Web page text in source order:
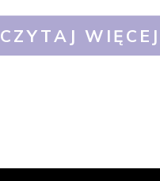
CZYTAJ WIĘCEJ